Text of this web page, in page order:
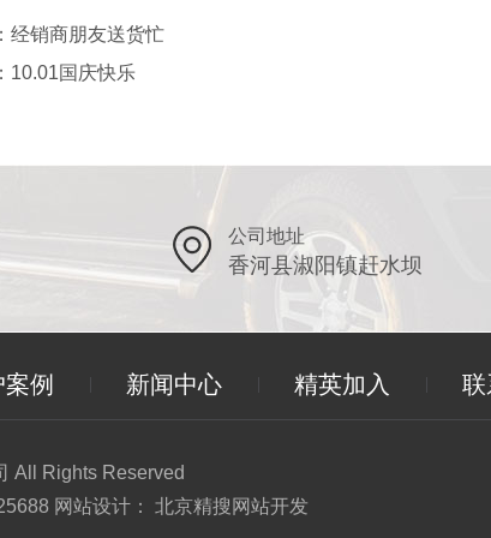
经销商朋友送货忙
10.01国庆快乐
公司地址
香河县淑阳镇赶水坝
例 新闻中心 精英加入 联
All Rights Reserved
网站设计： 北京精搜网站开发